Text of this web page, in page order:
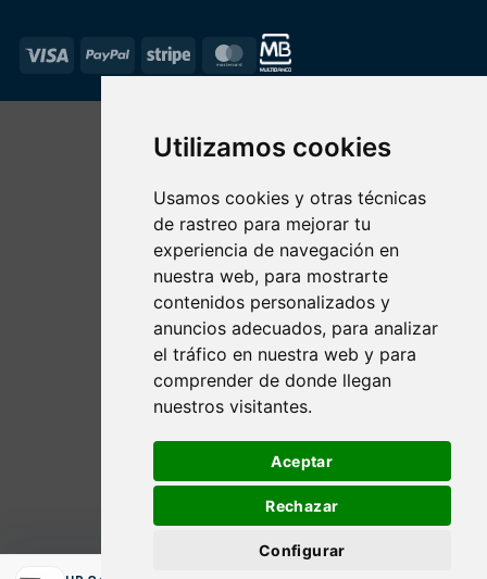
Utilizamos cookies
Usamos cookies y otras técnicas
de rastreo para mejorar tu
experiencia de navegación en
nuestra web, para mostrarte
contenidos personalizados y
anuncios adecuados, para analizar
el tráfico en nuestra web y para
comprender de donde llegan
nuestros visitantes.
Aceptar
Rechazar
Configurar
Visa PayPal Stripe MasterCard